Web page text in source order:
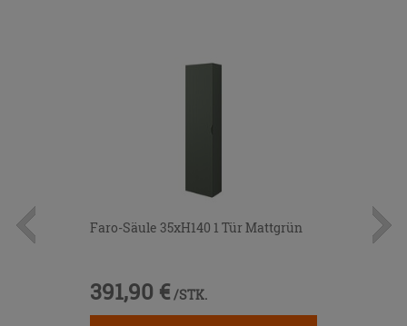
Faro-Säule 35xH140 1 Tür Mattgrün
391,90 € /STK.